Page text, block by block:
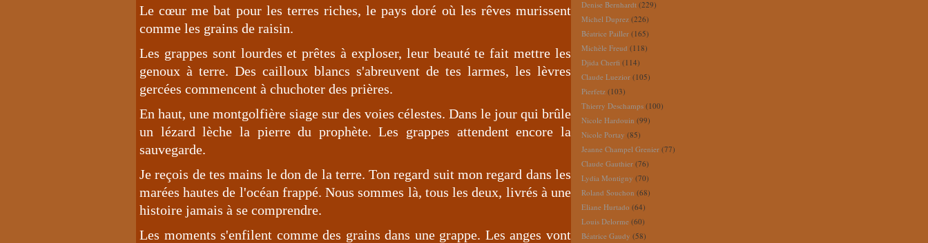
Le cœur me bat pour les terres riches, le pays doré où les rêves murissent
comme les grains de raisin.
Les grappes sont lourdes et prêtes à exploser, leur beauté te fait mettre les
genoux à terre. Des cailloux blancs s'abreuvent de tes larmes, les lèvres
gercées commencent à chuchoter des prières.
En haut, une montgolfière siage sur des voies célestes. Dans le jour qui brûle
un lézard lèche la pierre du prophète. Les grappes attendent encore la
sauvegarde.
Je reçois de tes mains le don de la terre. Ton regard suit mon regard dans les
marées hautes de l'océan frappé. Nous sommes là, tous les deux, livrés à une
histoire jamais à se comprendre.
Les moments s'enfilent comme des grains dans une grappe. Les anges vont
Denise Bernhardt (229)
Michel Duprez (226)
Béatrice Pailler (165)
Michèle Freud (118)
Djida Cherfi (114)
Claude Luezior (105)
Pierfetz (103)
Thierry Deschamps (100)
Nicole Hardouin (99)
Nicole Portay (85)
Jeanne Champel Grenier (77)
Claude Gauthier (76)
Lydia Montigny (70)
Roland Souchon (68)
Eliane Hurtado (64)
Louis Delorme (60)
Béatrice Gaudy (58)